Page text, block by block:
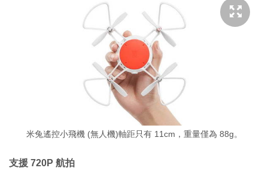
米兔遙控小飛機 (無人機)軸距只有 11cm，重量僅為 88g。
支援 720P 航拍